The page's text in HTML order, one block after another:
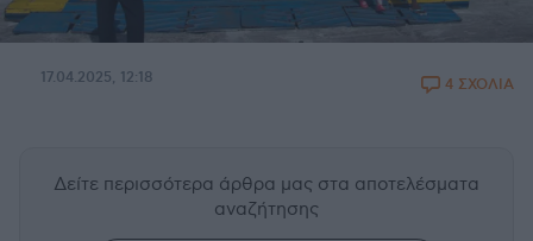
17.04.2025, 12:18 4 ΣΧΟΛΙΑ
Δείτε περισσότερα άρθρα μας στα αποτελέσματα
αναζήτησης